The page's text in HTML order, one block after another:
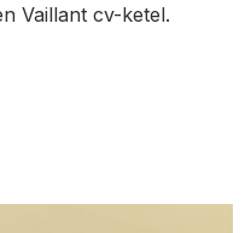
Vaillant cv-ketel.